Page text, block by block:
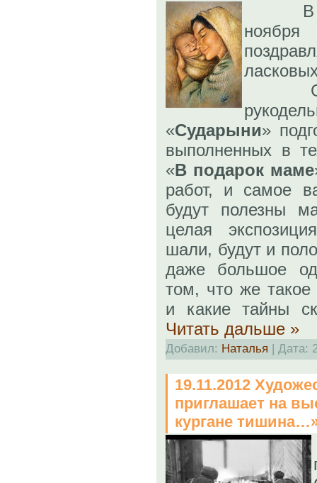
В
«Сударыни»
выполненных в
«В подарок маме
работ, и самое
будут полезны
целая
шали, будут и
даже большое
том, что же такое
и какие тайны
Читать дальше »
Добавил: Наталья | Дата:
19.11.2012
приглашает на
кургане